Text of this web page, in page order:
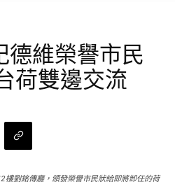
德維榮譽市民
荷雙邊交流
樓劉銘傳廳，頒發榮譽市民狀給即將卸任的荷